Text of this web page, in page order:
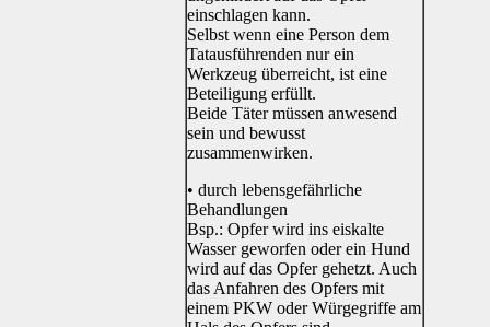
einschlagen kann.
Selbst wenn eine Person dem
Tatausführenden nur ein
Werkzeug überreicht, ist eine
Beteiligung erfüllt.
Beide Täter müssen anwesend
sein und bewusst
zusammenwirken.
• durch lebensgefährliche
Behandlungen
Bsp.: Opfer wird ins eiskalte
Wasser geworfen oder ein Hund
wird auf das Opfer gehetzt. Auch
das Anfahren des Opfers mit
einem PKW oder Würgegriffe am